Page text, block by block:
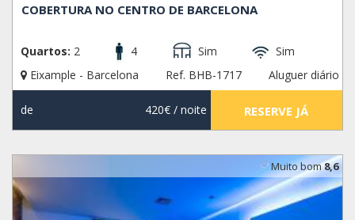
COBERTURA NO CENTRO DE BARCELONA
Quartos: 2 4 Sim
Sim
Eixample - Barcelona
Ref. BHB-1717 Aluguer diário
de 420€/ noite RESERVE JÁ
Muito bom8,6